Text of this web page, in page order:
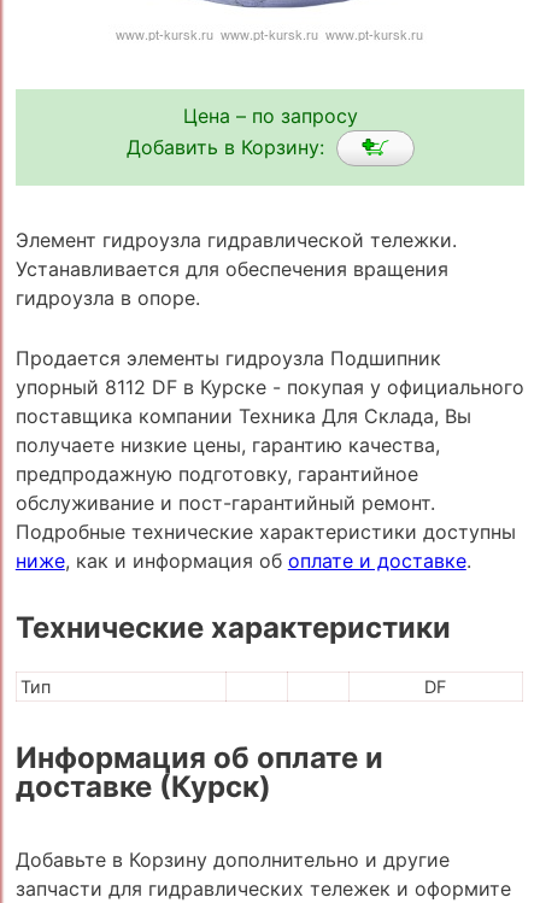
Цена – по запросу
Добавить в Корзину:
Элемент гидроузла гидравлической тележки.
Устанавливается для обеспечения вращения
гидроузла в опоре.
Продается элементы гидроузла Подшипник
упорный 8112 DF в Курске - покупая у официального
поставщика компании Техника Для Склада, Вы
получаете низкие цены, гарантию качества,
предпродажную подготовку, гарантийное
обслуживание и пост-гарантийный ремонт.
Подробные технические характеристики доступны
ниже, как и информация об оплате и доставке.
Технические характеристики
Тип DF
Информация об оплате и
доставке (Курск)
Добавьте в Корзину дополнительно и другие
запчасти для гидравлических тележек и оформите